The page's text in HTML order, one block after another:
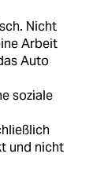
Nicht
Arbeit
Auto
soziale
und nicht